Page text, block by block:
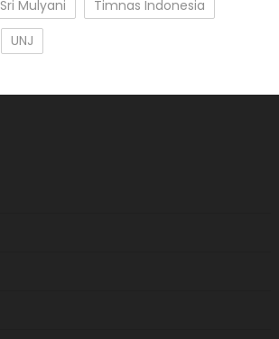
Sri Mulyani
Timnas Indonesia
UNJ